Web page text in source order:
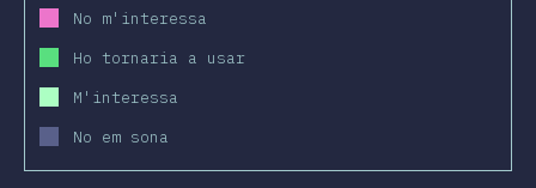
No m'interessa
Ho tornaria a usar
M'interessa
No em sona